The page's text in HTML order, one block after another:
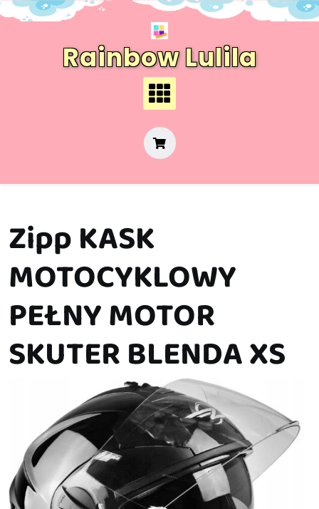
Skip
Rainbow Lulila
Zipp KASK
MOTOCYKLOWY
PEŁNY MOTOR
SKUTER BLENDA XS